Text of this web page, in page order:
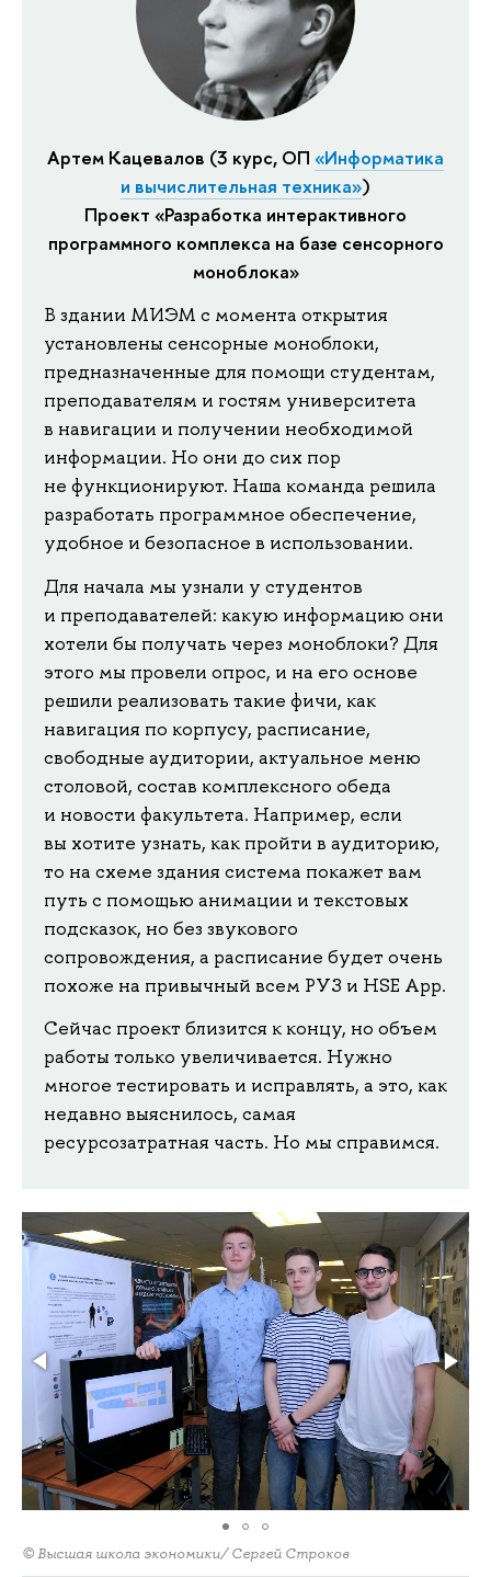
Артем Кацевалов (3 курс, ОП «Информатика
и вычислительная техника»)
Проект «Разработка интерактивного
программного комплекса на базе сенсорного
моноблока»
В здании МИЭМ с момента открытия
установлены сенсорные моноблоки,
предназначенные для помощи студентам,
преподавателям и гостям университета
в навигации и получении необходимой
информации. Но они до сих пор
не функционируют. Наша команда решила
разработать программное обеспечение,
удобное и безопасное в использовании.
Для начала мы узнали у студентов
и преподавателей: какую информацию они
хотели бы получать через моноблоки? Для
этого мы провели опрос, и на его основе
решили реализовать такие фичи, как
навигация по корпусу, расписание,
свободные аудитории, актуальное меню
столовой, состав комплексного обеда
и новости факультета. Например, если
вы хотите узнать, как пройти в аудиторию,
то на схеме здания система покажет вам
путь с помощью анимации и текстовых
подсказок, но без звукового
сопровождения, а расписание будет очень
похоже на привычный всем РУЗ и HSE App.
Сейчас проект близится к концу, но объем
работы только увеличивается. Нужно
многое тестировать и исправлять, а это, как
недавно выяснилось, самая
ресурсозатратная часть. Но мы справимся.
© Высшая школа экономики/ Сергей Строков